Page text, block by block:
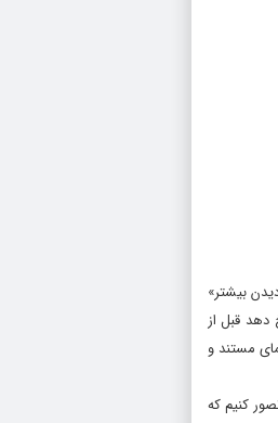
بیشتر»
دهد قبل از
مستند و
کنیم که